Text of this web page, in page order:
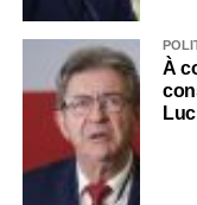
À